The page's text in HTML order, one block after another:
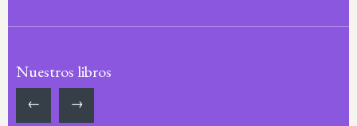
Nuestros libros
← →